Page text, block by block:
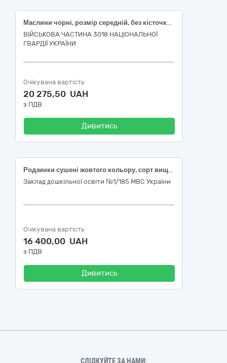
Маслини чорні, розмір середній, без кісточки, 1 кг
ВІЙСЬКОВА ЧАСТИНА 3018 НАЦІОНАЛЬНОЇ
ГВАРДІЇ УКРАЇНИ
Очікувана вартість
20 275,50 UAH
з ПДВ
Дивитись
Родзинки сушені жовтого кольору, сорт вищий, розмір середній, Сушені абрикоси цілі, без кісточок, сорт вищий, від 34мм, Чорнослив сушений, без кісточки, сорт вищий, розмір середній
Заклад дошкільної освіти №1/185 МВС України
Очікувана вартість
16 400,00 UAH
з ПДВ
Дивитись
СЛІДКУЙТЕ ЗА НАМИ: